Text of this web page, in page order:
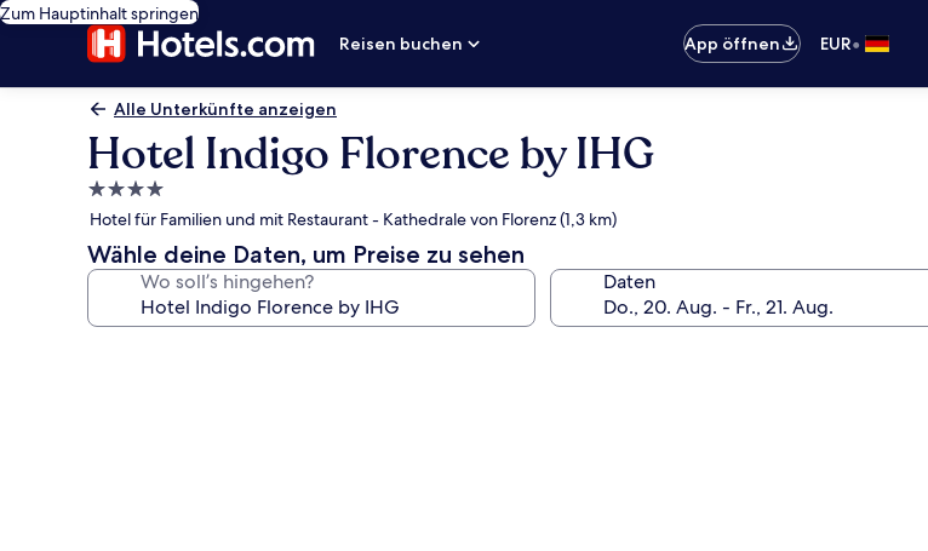
Zum Hauptinhalt springen
Reisen buchen
App öffnen EUR•
Alle Unterkünfte anzeigen
Hotel Indigo Florence by IHG
4.0-
Sterne-
Unterkunft
Hotel für Familien und mit Restaurant - Kathedrale von Florenz (1,3 km)
Wähle deine Daten, um Preise zu sehen
Wo soll’s hingehen? Daten